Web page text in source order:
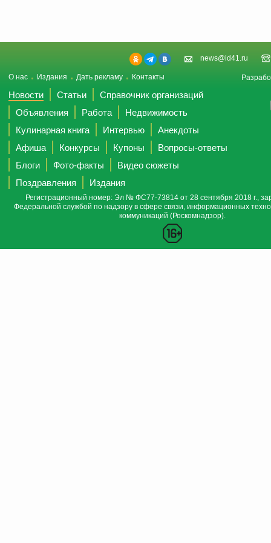
news@id41.ru
О нас Издания Дать рекламу Контакты
Новости Статьи
Справочник организаций
Объявления
Работа
Недвижимость
Кулинарная книга
Интервью
Анекдоты
Афиша
Конкурсы Купоны
Вопросы-ответы
Блоги
Фото-факты
Видео сюжеты
Поздравления
Издания
Регистрационный номер: Эл № ФС77-73814 от 28 сентября 2018 г.,
Федеральной службой по надзору в сфере связи, информационных
коммуникаций (Роскомнадзор).